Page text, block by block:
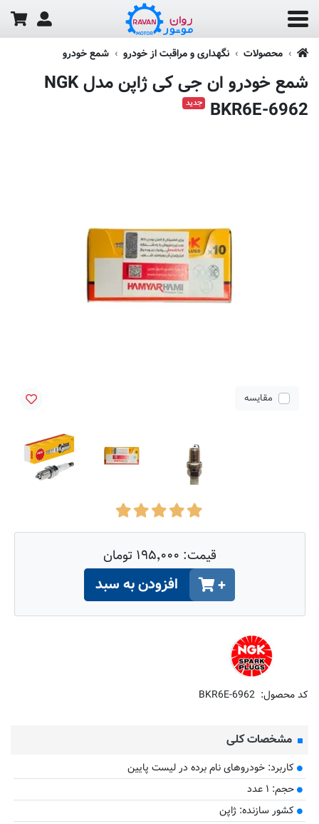
محصولات نگهداری و مراقبت از خودرو شمع خودرو
شمع خودرو ان جی کی ژاپن مدل NGK
BKR6E-6962
جدید
مقایسه
قیمت: ۱۹۵٬۰۰۰ تومان
+ افزودن به سبد
کد محصول: BKR6E-6962
مشخصات کلی
کاربرد: خودروهای نام برده در لیست پایین
حجم: ۱ عدد
کشور سازنده: ژاپن